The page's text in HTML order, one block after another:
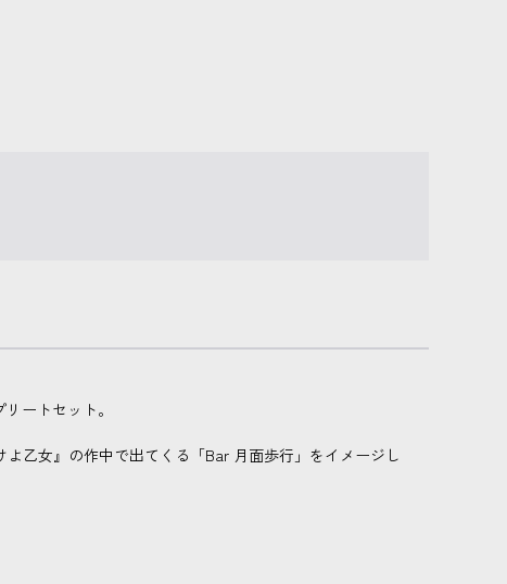
ートセット。
乙女』の作中で出てくる「Bar 月面歩行」をイメージし